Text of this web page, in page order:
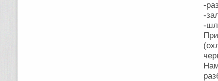
-
-
-